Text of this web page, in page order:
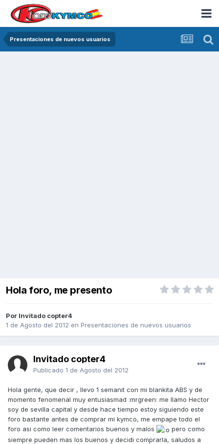
Presentaciones de nuevos usuarios
Hola foro, me presento
Por Invitado copter4
1 de Agosto del 2012 en Presentaciones de nuevos usuarios
Invitado copter4
Publicado 1 de Agosto del 2012
Hola gente, que decir , llevo 1 semanit con mi blankita ABS y de
momento fenomenal muy entusiasmad :mrgreen: me llamo Hector
soy de sevilla capital y desde hace tiempo estoy siguiendo este
foro bastante antes de comprar mi kymco, me empape todo el
foro asi como leer comentarios buenos y malos
pero como
siempre pueden mas los buenos y decidi comprarla, saludos a